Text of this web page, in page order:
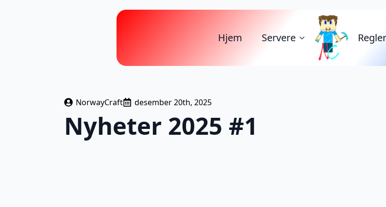
Hjem Servere Regler
NorwayCraft desember 20th, 2025
Nyheter 2025 #1